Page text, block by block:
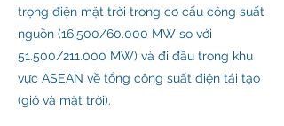
trọng điện mặt trời trong cơ cấu công suất
nguồn (16.500/60.000 MW so với
51.500/211.000 MW) và đi đầu trong khu
vực ASEAN về tổng công suất điện tái tạo
(gió và mặt trời).